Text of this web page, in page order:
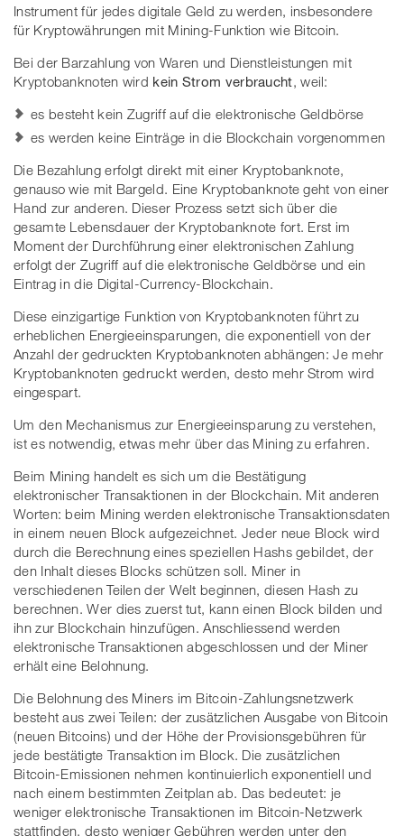
Instrument für jedes digitale Geld zu werden, insbesondere
für Kryptowährungen mit Mining-Funktion wie Bitcoin.
Bei der Barzahlung von Waren und Dienstleistungen mit
Kryptobanknoten wird kein Strom verbraucht, weil:
es besteht kein Zugriff auf die elektronische Geldbörse
es werden keine Einträge in die Blockchain vorgenommen
Die Bezahlung erfolgt direkt mit einer Kryptobanknote,
genauso wie mit Bargeld. Eine Kryptobanknote geht von einer
Hand zur anderen. Dieser Prozess setzt sich über die
gesamte Lebensdauer der Kryptobanknote fort. Erst im
Moment der Durchführung einer elektronischen Zahlung
erfolgt der Zugriff auf die elektronische Geldbörse und ein
Eintrag in die Digital-Currency-Blockchain.
Diese einzigartige Funktion von Kryptobanknoten führt zu
erheblichen Energieeinsparungen, die exponentiell von der
Anzahl der gedruckten Kryptobanknoten abhängen: Je mehr
Kryptobanknoten gedruckt werden, desto mehr Strom wird
eingespart.
Um den Mechanismus zur Energieeinsparung zu verstehen,
ist es notwendig, etwas mehr über das Mining zu erfahren.
Beim Mining handelt es sich um die Bestätigung
elektronischer Transaktionen in der Blockchain. Mit anderen
Worten: beim Mining werden elektronische Transaktionsdaten
in einem neuen Block aufgezeichnet. Jeder neue Block wird
durch die Berechnung eines speziellen Hashs gebildet, der
den Inhalt dieses Blocks schützen soll. Miner in
verschiedenen Teilen der Welt beginnen, diesen Hash zu
berechnen. Wer dies zuerst tut, kann einen Block bilden und
ihn zur Blockchain hinzufügen. Anschliessend werden
elektronische Transaktionen abgeschlossen und der Miner
erhält eine Belohnung.
Die Belohnung des Miners im Bitcoin-Zahlungsnetzwerk
besteht aus zwei Teilen: der zusätzlichen Ausgabe von Bitcoin
(neuen Bitcoins) und der Höhe der Provisionsgebühren für
jede bestätigte Transaktion im Block. Die zusätzlichen
Bitcoin-Emissionen nehmen kontinuierlich exponentiell und
nach einem bestimmten Zeitplan ab. Das bedeutet: je
weniger elektronische Transaktionen im Bitcoin-Netzwerk
stattfinden, desto weniger Gebühren werden unter den